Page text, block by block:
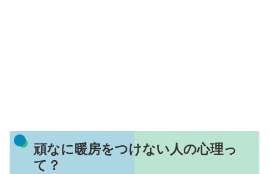
頑なに暖房をつけない人の心理っ
て？